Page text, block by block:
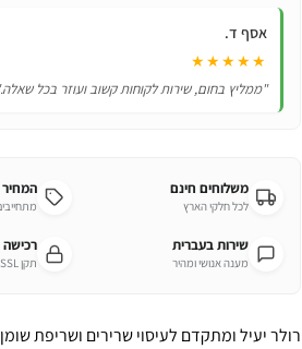
אסף ד.
★★★★★
"ממליץ בחום, שירות לקוחות קשוב ועוזר בכל
משלוחים חינם
לכל חלקי הארץ
שירות בעברית
מענה אנושי ומהיר תקן PCI-SSL מחמיר
רולר יעיל ומתקדם לעיסוי שרירים ושריפת